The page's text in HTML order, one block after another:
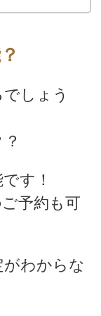
しょう
す！
予約も可
がわからな